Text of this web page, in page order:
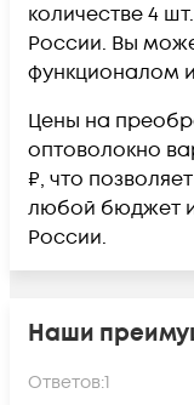
количестве 4
России. Вы
функционалом
Цены на
оптоволокно
₽, что
любой бюджет и
России.
Наши
Ответов:1